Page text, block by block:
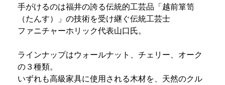
手がけるのは福井の誇る伝統的工芸品「越前箪笥
（たんす）」の技術を受け継ぐ伝統工芸士
ファニチャーホリック代表山口氏。
ラインナップはウォールナット、チェリー、オーク
の３種類。
いずれも高級家具に使用される木材を、天然のクル